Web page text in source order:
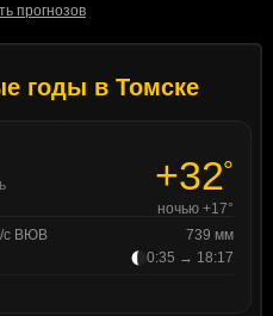
прогнозов
годы в Томске
+32°
ночью +17°
с ВЮВ
739 мм
0:35 → 18:17